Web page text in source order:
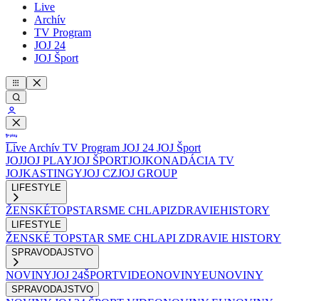
Live
Archív
TV Program
JOJ 24
JOJ Šport
Live Archív TV Program JOJ 24 JOJ Šport
JOJJOJ PLAYJOJ ŠPORTJOJKONADÁCIA TV
JOJKASTINGYJOJ CZJOJ GROUP
LIFESTYLE
ŽENSKÉTOPSTARSME CHLAPIZDRAVIEHISTORY
LIFESTYLE
ŽENSKÉ TOPSTAR SME CHLAPI ZDRAVIE HISTORY
SPRAVODAJSTVO
NOVINYJOJ 24ŠPORTVIDEONOVINYEUNOVINY
SPRAVODAJSTVO